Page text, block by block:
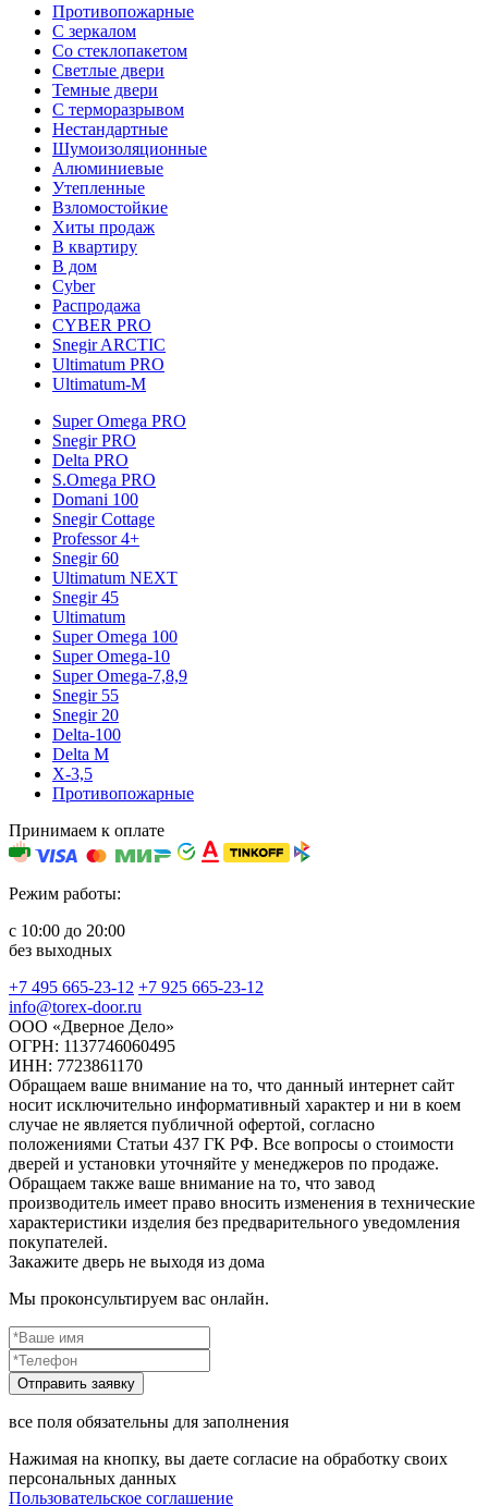
Противопожарные
С зеркалом
Со стеклопакетом
Светлые двери
Темные двери
С терморазрывом
Нестандартные
Шумоизоляционные
Алюминиевые
Утепленные
Взломостойкие
Хиты продаж
В квартиру
В дом
Cyber
Распродажа
CYBER PRO
Snegir ARCTIC
Ultimatum PRO
Ultimatum-M
Super Omega PRO
Snegir PRO
Delta PRO
S.Omega PRO
Domani 100
Snegir Cottage
Professor 4+
Snegir 60
Ultimatum NEXT
Snegir 45
Ultimatum
Super Omega 100
Super Omega-10
Super Omega-7,8,9
Snegir 55
Snegir 20
Delta-100
Delta M
X-3,5
Противопожарные
Принимаем к оплате
Режим работы:
с 10:00 до 20:00
без выходных
+7 495 665-23-12 +7 925 665-23-12
info@torex-door.ru
ООО «Дверное Дело»
ОГРН: 1137746060495
ИНН: 7723861170
Обращаем ваше внимание на то, что данный интернет сайт
носит исключительно информативный характер и ни в коем
случае не является публичной офертой, согласно
положениями Статьи 437 ГК РФ. Все вопросы о стоимости
дверей и установки уточняйте у менеджеров по продаже.
Обращаем также ваше внимание на то, что завод
производитель имеет право вносить изменения в технические
характеристики изделия без предварительного уведомления
покупателей.
Закажите дверь не выходя из дома
Мы проконсультируем вас онлайн.
все поля обязательны для заполнения
Нажимая на кнопку, вы даете согласие на обработку своих
персональных данных
Пользовательское соглашение